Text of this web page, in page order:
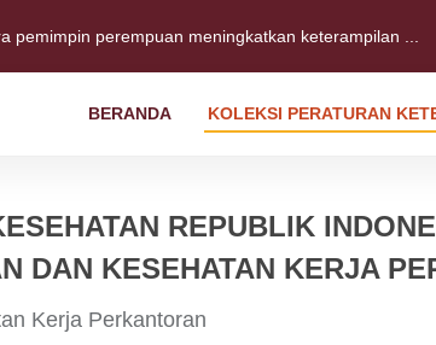
pemimpin perempuan meningkatkan keterampilan ...
Business Forum 2022: Satu dekade kemajua...
BERANDA KOLEKSI PERATURAN
REPUBLIK
DAN KESEHATAN KERJA
Kerja Perkantoran